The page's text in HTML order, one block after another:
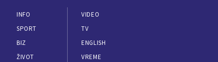
INFO
SPORT
BIZ
ŽIVOT
VIDEO
TV
ENGLISH
VREME